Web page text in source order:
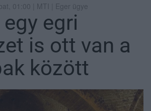
01:00 | MTI | Eger ügye
egri
is ott van a
között